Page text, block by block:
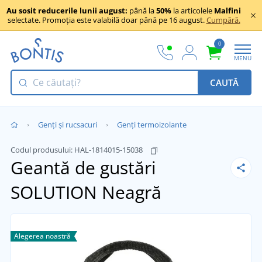
Au sosit reducerile lunii august: până la50% la articolele Malfini
selectate. Promoția este valabilă doar până pe 16 august.Cumpără.
0
MENU
CAUTĂ
Genți și rucsacuri Genți termoizolante
Codul produsului: HAL-1814015-15038
Geantă de gustări
SOLUTION Neagră
Alegerea noastră